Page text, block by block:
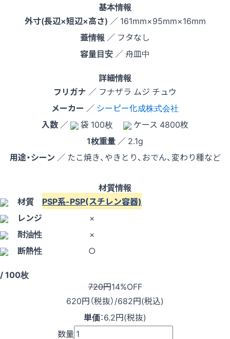
基本情報
外寸(長辺×短辺×高さ) ／ 161mm×95mm×16mm
蓋情報 ／ フタなし
容量目安 ／ 舟皿中
詳細情報
フリガナ ／ フナザラ ムジ チュウ
メーカー ／ シーピー化成株式会社
入数 ／ 袋 100枚
ケース 4800枚
1枚重量 ／ 2.1g
用途・シーン ／ たこ焼き、やきとり、おでん、変わり種など
材質情報
材質 PSP系-PSP(スチレン容器)
レンジ
×
耐油性
×
断熱性
○
100枚
720円14%OFF
620円（税抜）/682円(税込)
単価：6.2円(税抜)
数量